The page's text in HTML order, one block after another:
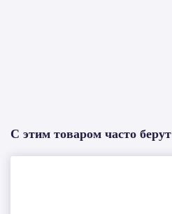
С этим товаром часто берут